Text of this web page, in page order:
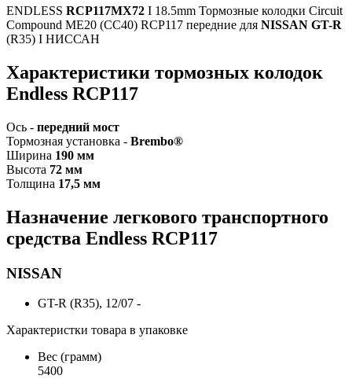
ENDLESS RCP117MX72 I 18.5mm Тормозные колодки Circuit
Compound ME20 (CC40) RCP117 передние для NISSAN GT-R
(R35) I НИССАН
Характеристики тормозных колодок
Endless RCP117
Ось - передний мост
Тормозная установка - Brembo®
Ширина 190 мм
Высота 72 мм
Толщина 17,5 мм
Назначение легкового транспортного
средства Endless RCP117
NISSAN
GT-R (R35), 12/07 -
Характеристки товара в упаковке
Вес (грамм)
5400